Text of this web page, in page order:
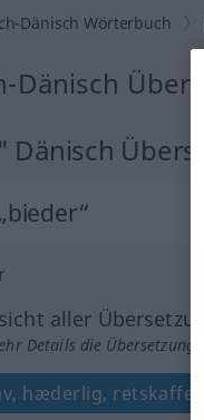
Dänisch Wörterbuch
Dänisch
Dänisch
„bieder“
aller
Details die
hæderlig, retskaffen